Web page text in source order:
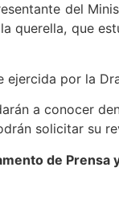
del
querella, que
por la
a conocer
solicitar su
de Prensa